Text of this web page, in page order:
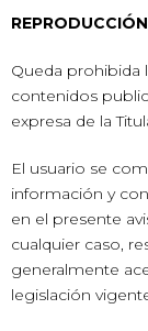
Queda prohibida
contenidos
expresa de la
El usuario se
información y
en el presente
cualquier caso,
generalmente
legislación